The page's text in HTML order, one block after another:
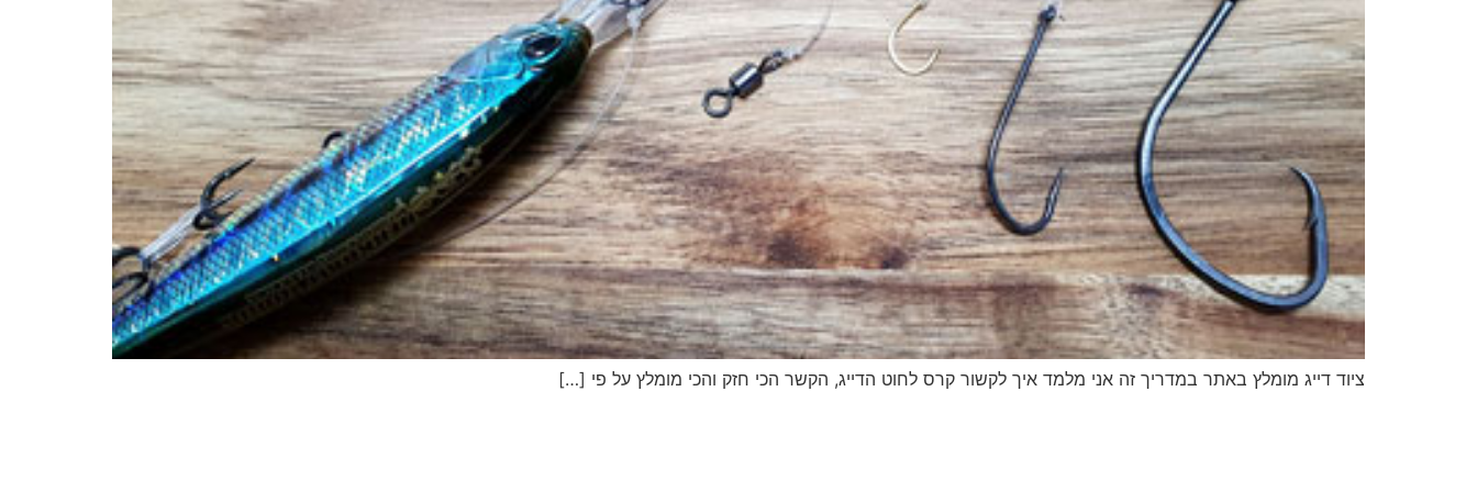
דיג – מאמרים בנושא דיג
החנות שלי – ציוד מומלץ שווה להכנס!
סל קניות
תקנון אתר
ציוד דייג מומלץ באתר במדריך זה אני מלמד איך לקשור קרס לחוט הדייג, הקשר הכי חזק והכי מומלץ על פי […]